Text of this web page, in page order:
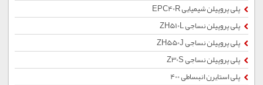
پلی پروپیلن شیمیایی EPC40R
پلی پروپیلن نساجی ZH510L
پلی پروپیلن نساجی ZH550J
پلی پروپیلن نساجی Z30S
پلی استایرن انبساطی 400